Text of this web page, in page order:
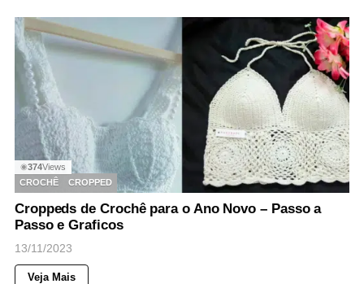
◉374Views
CROCHÊ
CROPPED
Croppeds de Crochê para o Ano Novo – Passo a
Passo e Graficos
13/11/2023
Veja Mais